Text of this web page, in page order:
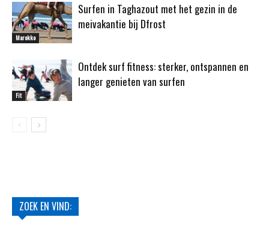
Marokko
Surfen in Taghazout met het gezin in de
meivakantie bij Dfrost
Fit
Ontdek surf fitness: sterker, ontspannen en
langer genieten van surfen
ZOEK EN VIND: